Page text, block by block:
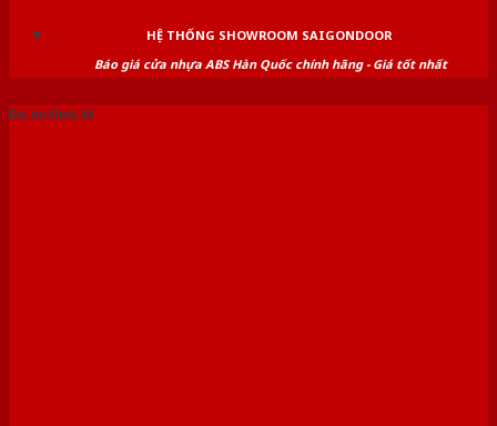
HỆ THỐNG SHOWROOM SAIGONDOOR
Báo giá cửa nhựa ABS Hàn Quốc chính hãng - Giá tốt nhất
Dự án thực tế